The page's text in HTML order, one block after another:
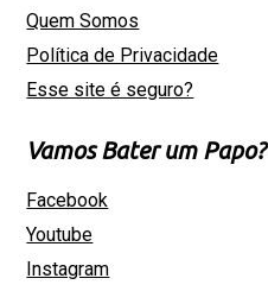
Quem Somos
Política de Privacidade
Esse site é seguro?
Vamos Bater um Papo?
Facebook
Youtube
Instagram